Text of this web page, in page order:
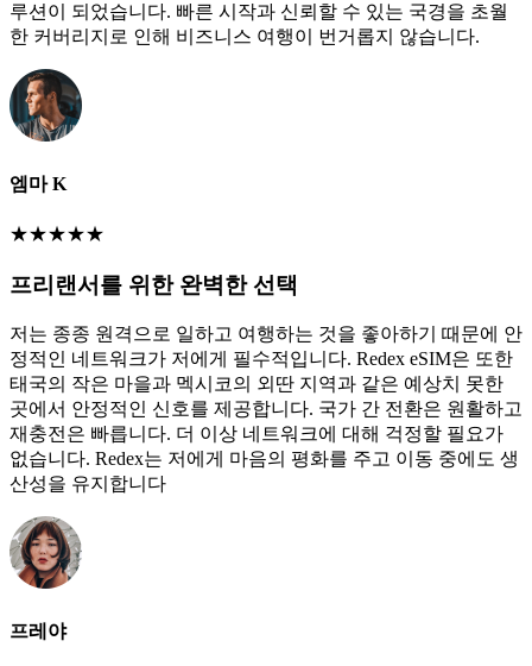
루션이 되었습니다. 빠른 시작과 신뢰할 수 있는 국경을 초월
한 커버리지로 인해 비즈니스 여행이 번거롭지 않습니다.
엠마 K
★★★★★
프리랜서를 위한 완벽한 선택
저는 종종 원격으로 일하고 여행하는 것을 좋아하기 때문에 안
정적인 네트워크가 저에게 필수적입니다. Redex eSIM은 또한
태국의 작은 마을과 멕시코의 외딴 지역과 같은 예상치 못한
곳에서 안정적인 신호를 제공합니다. 국가 간 전환은 원활하고
재충전은 빠릅니다. 더 이상 네트워크에 대해 걱정할 필요가
없습니다. Redex는 저에게 마음의 평화를 주고 이동 중에도 생
산성을 유지합니다
프레야